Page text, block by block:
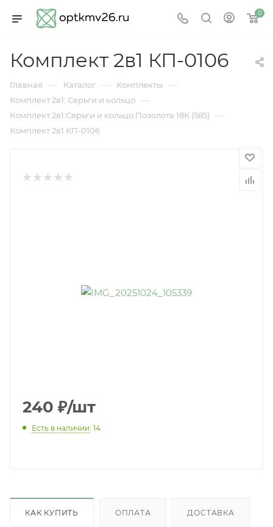
0
Комплект 2в1 КП-0106
Главная — Каталог — Комплекты —
Комплект 2в1: Серьги и кольцо —
Комплект 2в1:Серьги и кольцо.Позолота 18К (585) —
Комплект 2в1 КП-0106
240 ₽/шт
Есть в наличии: 14
КАК КУПИТЬ ОПЛАТА ДОСТАВКА